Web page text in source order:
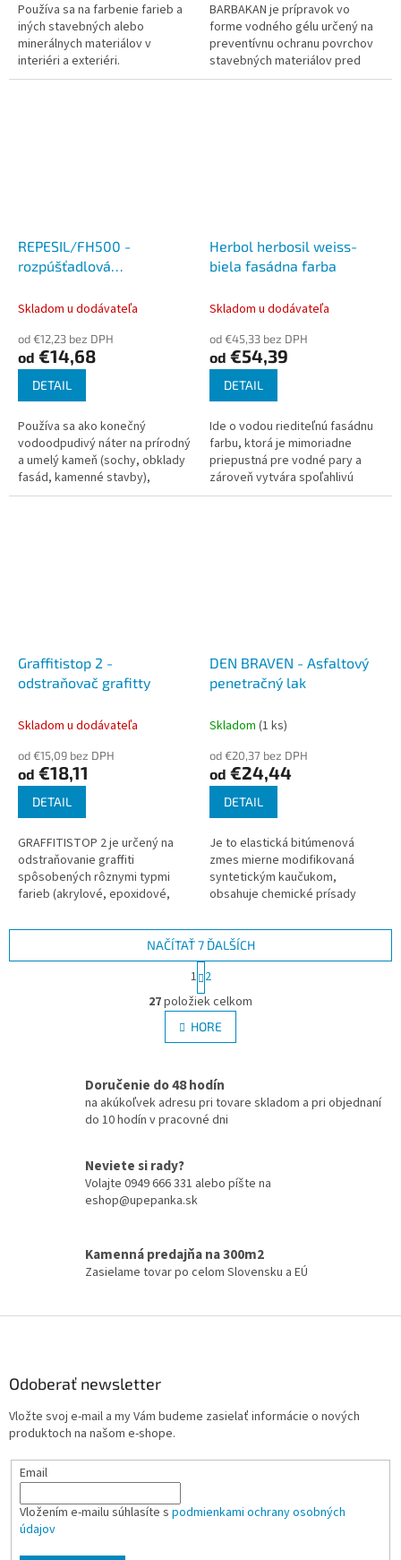
Používa sa na farbenie farieb a
iných stavebných alebo
minerálnych materiálov v
interiéri a exteriéri.
BARBAKAN je prípravok vo
forme vodného gélu určený na
preventívnu ochranu povrchov
stavebných materiálov pred
znečistením graffiti. Výrobok je
REPESIL/FH500 -
rozpúšťadlová
Skladom u dodávateľa
od €12,23 bez DPH
od €14,68
DETAIL
Používa sa ako konečný
vodoodpudivý náter na prírodný
a umelý kameň (sochy, obklady
fasád, kamenné stavby),
strešné krytiny, všetky druhy
Herbol herbosil weiss-
biela fasádna farba
Skladom u dodávateľa
od €45,33 bez DPH
od €54,39
DETAIL
Ide o vodou riediteľnú fasádnu
farbu, ktorá je mimoriadne
priepustná pre vodné pary a
zároveň vytvára spoľahlivú
ochranu proti vlhkosti.
Graffitistop 2 -
odstraňovač grafitty
Skladom u dodávateľa
od €15,09 bez DPH
od €18,11
DETAIL
GRAFFITISTOP 2 je určený na
odstraňovanie graffiti
spôsobených rôznymi typmi
farieb (akrylové, epoxidové,
alkydové atď.) na hladkých...
DEN BRAVEN - Asfaltový
penetračný lak
Skladom (1 ks)
od €20,37 bez DPH
od €24,44
DETAIL
Je to elastická bitúmenová
zmes mierne modifikovaná
syntetickým kaučukom,
obsahuje chemické prísady
použitie na mierne vlhkých
podkladoch. Tento...
O
v
l
á
a
c
i
e
v
ý
p
i
u
NAČÍTAŤ 7 ĎALŠÍCH
S
t
r
á
n
k
a
n
i
1 2
27položiek celkom
HORE
Doručenie do 48 hodín
na akúkoľvek adresu pri tovare skladom a pri objednaní
do 10 hodín v pracovné dni
Neviete si rady?
Volajte 0949 666 331 alebo píšte na
eshop@upepanka.sk
Kamenná predajňa na 300m2
Zasielame tovar po celom Slovensku a EÚ
Odoberať newsletter
Vložte svoj e-mail a my Vám budeme zasielať informácie o nových
produktoch na našom e-shope.
Email
Vložením e-mailu súhlasíte s podmienkami ochrany osobných
údajov